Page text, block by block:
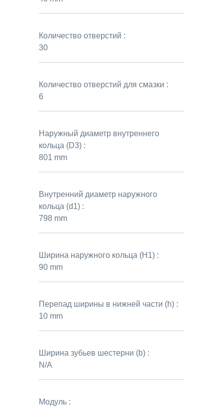
Количество отверстий :
30
Количество отверстий для смазки :
6
Наружный диаметр внутреннего
кольца (D3) :
801 mm
Внутренний диаметр наружного
кольца (d1) :
798 mm
Ширина наружного кольца (H1) :
90 mm
Перепад ширины в нижней части (h) :
10 mm
Ширина зубьев шестерни (b) :
N/A
Модуль :